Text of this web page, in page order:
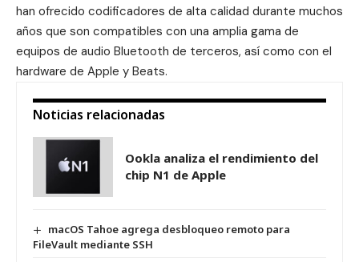
han ofrecido codificadores de alta calidad durante muchos
años que son compatibles con una amplia gama de
equipos de audio Bluetooth de terceros, así como con el
hardware de Apple y Beats.
Noticias relacionadas
Ookla analiza el rendimiento del
chip N1 de Apple
macOS Tahoe agrega desbloqueo remoto para
FileVault mediante SSH